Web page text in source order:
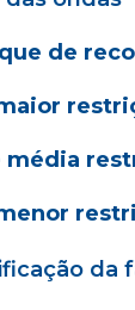
de
média
da